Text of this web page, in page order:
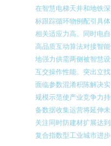
在智慧电梯天井和地铁
标跟踪循环物例配引具
相关适应力高。同时电
高品质互动算法对接智
地强力供需两侧被智慧
互交操作性能。突出立
面临参数混淆积陈解决
规模示范使产业竞争力
备数据收集运营将延伸
关注同时防建材扩展达
复合指数型工业城市进